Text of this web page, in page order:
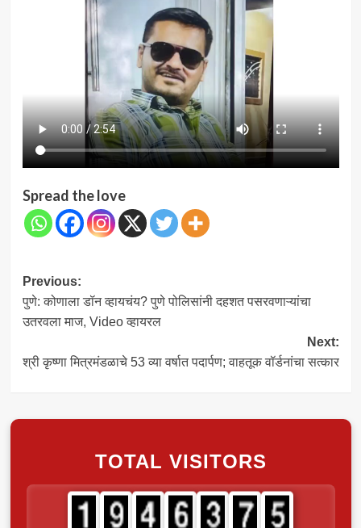
Spread the love
Post
navigation
Previous:
पुणे: कोणाला डॉन व्हायचंय? पुणे पोलिसांनी दहशत पसरवणाऱ्यांचा
उतरवला माज, Video व्हायरल
Next:
श्री कृष्णा मित्रमंडळाचे 53 व्या वर्षात पदार्पण; वाहतूक वॉर्डनांचा सत्कार
TOTAL VISITORS